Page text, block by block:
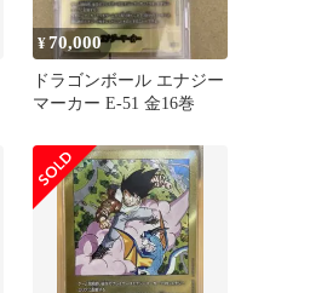
¥70,000
ドラゴンボール エナジー
マーカー E-51 金16巻